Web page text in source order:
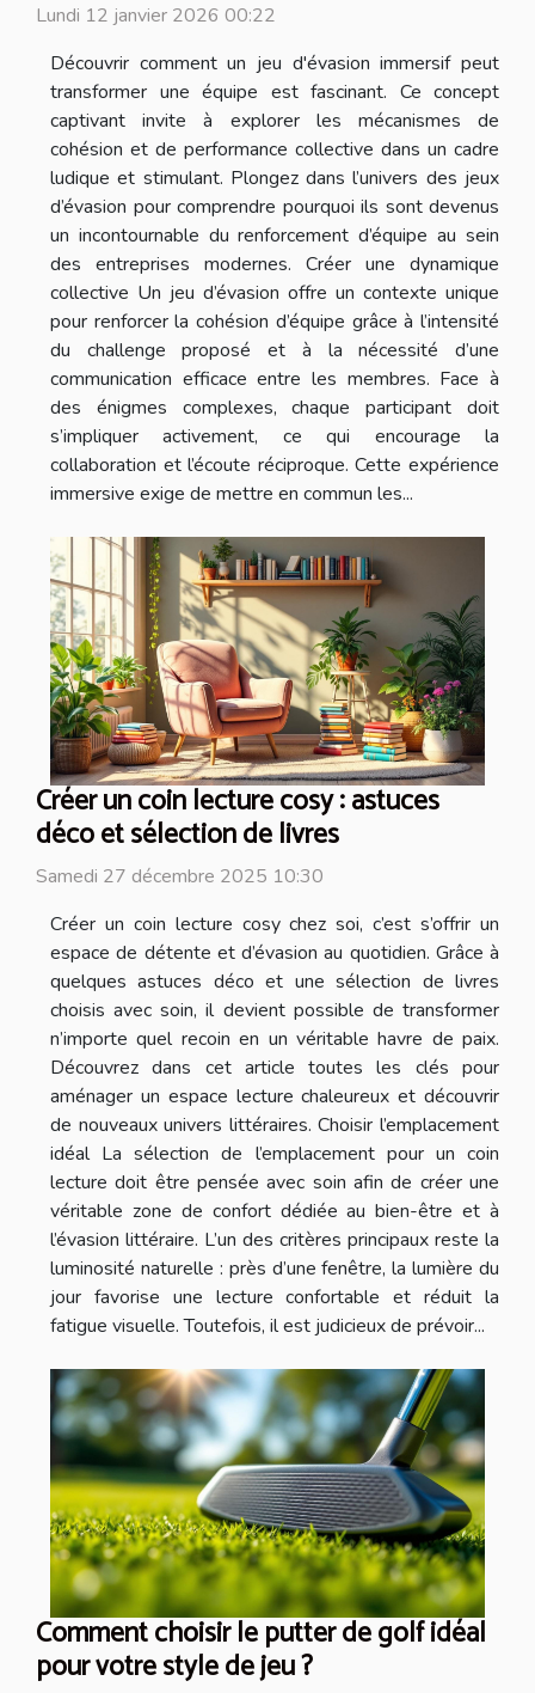
Lundi 12 janvier 2026 00:22
Découvrir comment un jeu d'évasion immersif peut
transformer une équipe est fascinant. Ce concept
captivant invite à explorer les mécanismes de
cohésion et de performance collective dans un cadre
ludique et stimulant. Plongez dans l’univers des jeux
d’évasion pour comprendre pourquoi ils sont devenus
un incontournable du renforcement d’équipe au sein
des entreprises modernes. Créer une dynamique
collective Un jeu d’évasion offre un contexte unique
pour renforcer la cohésion d’équipe grâce à l’intensité
du challenge proposé et à la nécessité d’une
communication efficace entre les membres. Face à
des énigmes complexes, chaque participant doit
s’impliquer activement, ce qui encourage la
collaboration et l’écoute réciproque. Cette expérience
immersive exige de mettre en commun les...
Créer un coin lecture cosy : astuces
déco et sélection de livres
Samedi 27 décembre 2025 10:30
Créer un coin lecture cosy chez soi, c’est s’offrir un
espace de détente et d’évasion au quotidien. Grâce à
quelques astuces déco et une sélection de livres
choisis avec soin, il devient possible de transformer
n’importe quel recoin en un véritable havre de paix.
Découvrez dans cet article toutes les clés pour
aménager un espace lecture chaleureux et découvrir
de nouveaux univers littéraires. Choisir l’emplacement
idéal La sélection de l’emplacement pour un coin
lecture doit être pensée avec soin afin de créer une
véritable zone de confort dédiée au bien-être et à
l’évasion littéraire. L’un des critères principaux reste la
luminosité naturelle : près d’une fenêtre, la lumière du
jour favorise une lecture confortable et réduit la
fatigue visuelle. Toutefois, il est judicieux de prévoir...
Comment choisir le putter de golf idéal
pour votre style de jeu ?